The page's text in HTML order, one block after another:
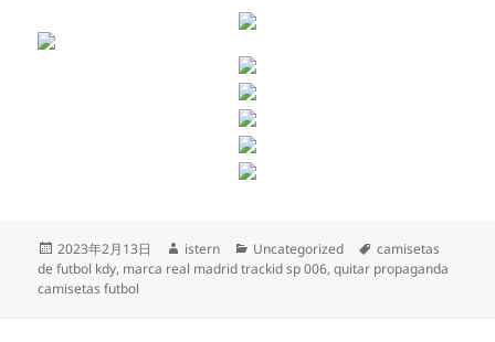
Publicado
el
2023年2月13日 Autor
istern Categorías
Uncategorized Etiquetas
camisetas
de futbol kdy, marca real madrid trackid sp 006,quitar propaganda
camisetas futbol